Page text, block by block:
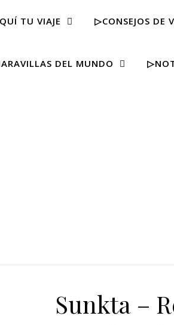
TU VIAJE ▷CONSEJOS DE
DEL MUNDO
Sunkta –